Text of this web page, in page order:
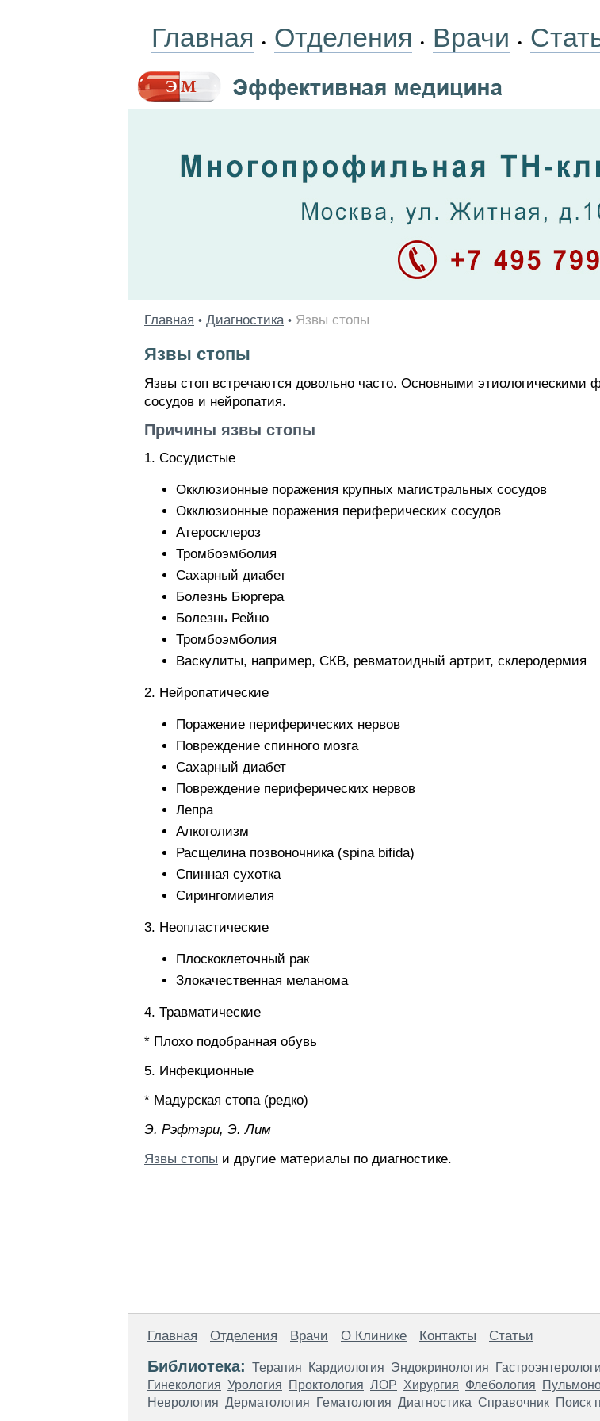
Главная • Отделения • Врачи •
Главная • Диагностика • Язвы стопы
Язвы стопы
Язвы стоп встречаются довольно часто. Основными этиологическими
сосудов и нейропатия.
Причины язвы стопы
1. Сосудистые
Окклюзионные поражения крупных магистральных сосудов
Окклюзионные поражения периферических сосудов
Атеросклероз
Тромбоэмболия
Сахарный диабет
Болезнь Бюргера
Болезнь Рейно
Тромбоэмболия
Васкулиты, например, СКВ, ревматоидный артрит, склеродермия
2. Нейропатические
Поражение периферических нервов
Повреждение спинного мозга
Сахарный диабет
Повреждение периферических нервов
Лепра
Алкоголизм
Расщелина позвоночника (spina bifida)
Спинная сухотка
Сирингомиелия
3. Неопластические
Плоскоклеточный рак
Злокачественная меланома
4. Травматические
* Плохо подобранная обувь
5. Инфекционные
* Мадурская стопа (редко)
Э. Pэфтэpи, Э. Лим
Язвы стопы и другие материалы по диагностике.
Главная Отделения Врачи О Клинике Контакты Статьи
Библиотека: Терапия Кардиология Эндокринология
Гинекология Урология Проктология ЛОР Хирургия Флебология
Неврология Дерматология Гематология Диагностика Справочник Поиск